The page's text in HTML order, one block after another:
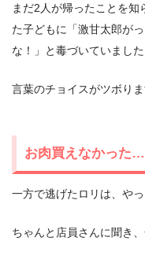
まだ2人が帰ったことを知
た子どもに「激甘太郎が
な！」と毒づいていました
言葉のチョイスがツボりま
お肉買えなかった
一方で逃げたロリは、や
ちゃんと店員さんに聞き